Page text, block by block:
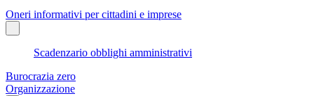
Oneri informativi per cittadini e imprese
Scadenzario obblighi amministrativi
Burocrazia zero
Organizzazione